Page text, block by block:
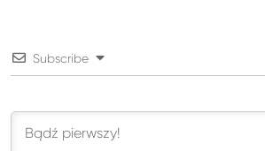
Subscribe